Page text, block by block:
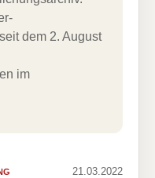
dem 2. August
im
21.03.2022